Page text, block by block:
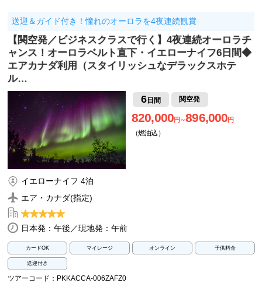
送迎＆ガイド付き！憧れのオーロラを4夜連続観賞
【関空発／ビジネスクラスで行く】4夜連続オーロラチ
ャンス！オーロラベルト直下・イエローナイフ6日間◆
エアカナダ利用（スタイリッシュなデラックスホテ
ル…
6日間 関空発
820,000円～896,000円
（燃油込）
イエローナイフ 4泊
エア・カナダ(指定)
日本発：午後／現地発：午前
カードOK マイレージ オンライン 子供料金
送迎付き
ツアーコード：PKKACCA-006ZAFZ0